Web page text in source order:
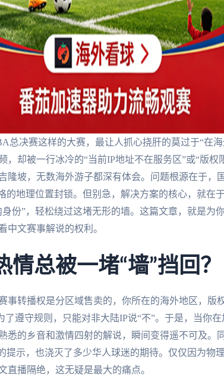
总决赛这样的大赛，最让人抓心挠肝的莫过于“在
，却被一行冰冷的“当前IP地址不在服务区”或“版权
隆坡，无数海外游子都深有体会。问题根源在于，
的地理位置封锁。但别急，解决方案的核心，就在
份”，轻松绕过这堵无形的墙。这篇文章，就是为
中文赛事解说的权利。
情总被一堵“墙”挡回？
事转播权是分区域售卖的，你所在的海外地区，版
了遵守规则，只能对非大陆IP说“不”。于是，当你
悉的乡音和激情四射的解说，瞬间变得遥不可及。同
提示，也浇灭了多少华人球迷的期待。仅仅因为物
直播隔绝，这无疑是最大的痛点。